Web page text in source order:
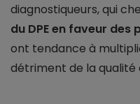
diagnostiqueurs, qui
du DPE en faveur
ont tendance à
détriment de la qualité